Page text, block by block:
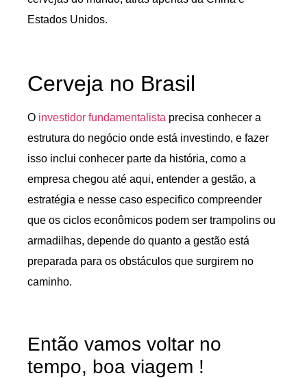
Estados Unidos.
Cerveja no Brasil
O investidor fundamentalista precisa conhecer a
estrutura do negócio onde está investindo, e fazer
isso inclui conhecer parte da história, como a
empresa chegou até aqui, entender a gestão, a
estratégia e nesse caso especifico compreender
que os ciclos econômicos podem ser trampolins ou
armadilhas, depende do quanto a gestão está
preparada para os obstáculos que surgirem no
caminho.
Então vamos voltar no
tempo, boa viagem !